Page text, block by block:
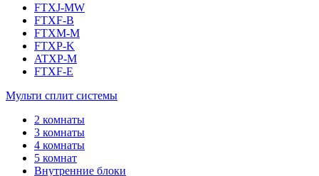
FTXJ-MW
FTXF-B
FTXM-M
FTXP-K
ATXP-M
FTXF-E
Мульти сплит системы
2 комнаты
3 комнаты
4 комнаты
5 комнат
Внутренние блоки